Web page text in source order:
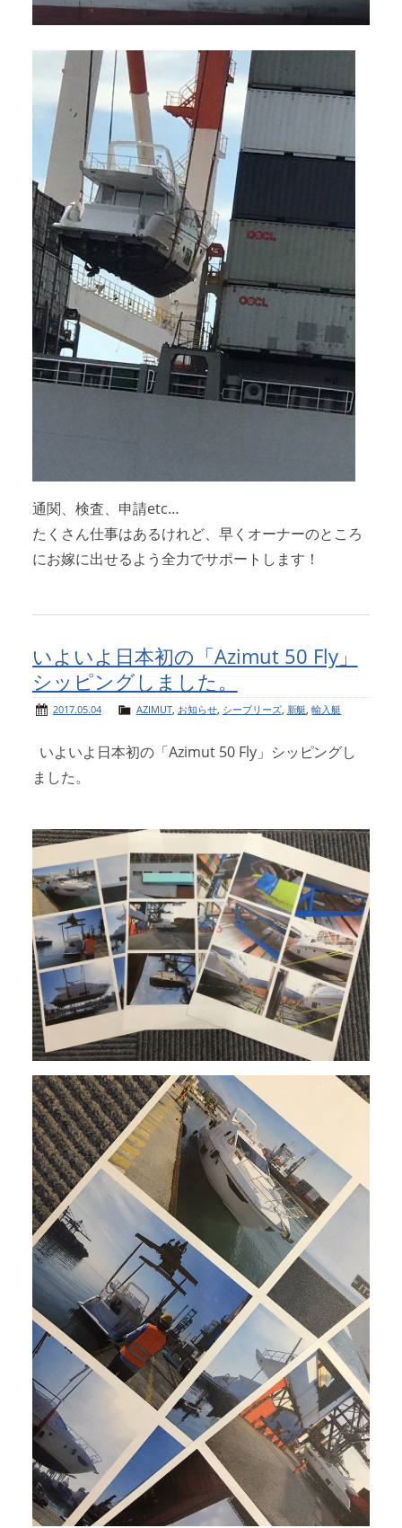
通関、検査、申請etc…
たくさん仕事はあるけれど、早くオーナーのところ
にお嫁に出せるよう全力でサポートします！
いよいよ日本初の「Azimut 50 Fly」
シッピングしました。
2017.05.04 AZIMUT, お知らせ, シーブリーズ, 新艇 ,輸入艇
いよいよ日本初の「Azimut 50 Fly」シッピングし
ました。